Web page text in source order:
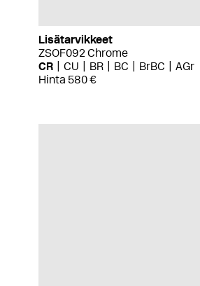
Lisätarvikkeet
ZSOF092 Chrome
CR
CU BR BC BrBC
AGr
Hinta 580 €